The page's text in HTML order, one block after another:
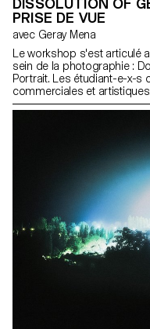
DISSOLUTION OF
PRISE DE VUE
avec Geray Mena
Le workshop s'est articulé
sein de la photographie :
Portrait. Les étudiant-e-x-s
commerciales et artistiques.